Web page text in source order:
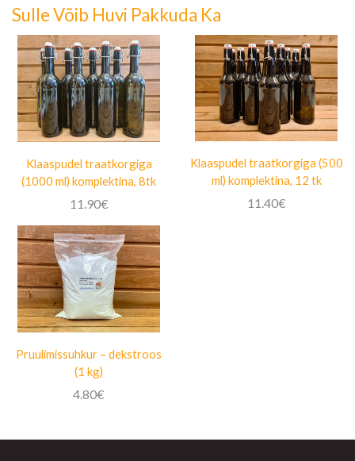
Sulle Võib Huvi Pakkuda Ka
Klaaspudel traatkorgiga
(1000 ml) komplektina, 8tk
11.90€
Klaaspudel traatkorgiga (500
ml) komplektina, 12 tk
11.40€
Pruulimissuhkur – dekstroos
(1 kg)
4.80€